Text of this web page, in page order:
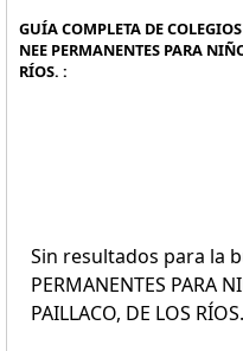
GUÍA COMPLETA DE
NEE PERMANENTES PARA
RÍOS. :
Sin resultados para la
PERMANENTES PARA
PAILLACO, DE LOS RÍOS.